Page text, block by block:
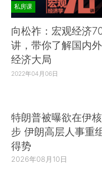
私房课
向松祚：宏观经济
讲，带你了解国内外
经济大局
2022年04月06日
特朗普被曝欲在伊
步 伊朗高层人事重
得势
2026年08月10日